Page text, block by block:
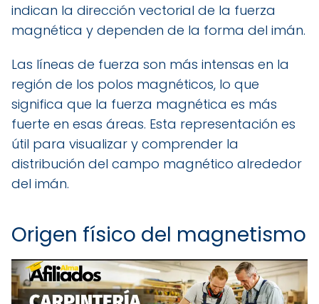
indican la dirección vectorial de la fuerza
magnética y dependen de la forma del imán.
Las líneas de fuerza son más intensas en la
región de los polos magnéticos, lo que
significa que la fuerza magnética es más
fuerte en esas áreas. Esta representación es
útil para visualizar y comprender la
distribución del campo magnético alrededor
del imán.
Origen físico del magnetismo